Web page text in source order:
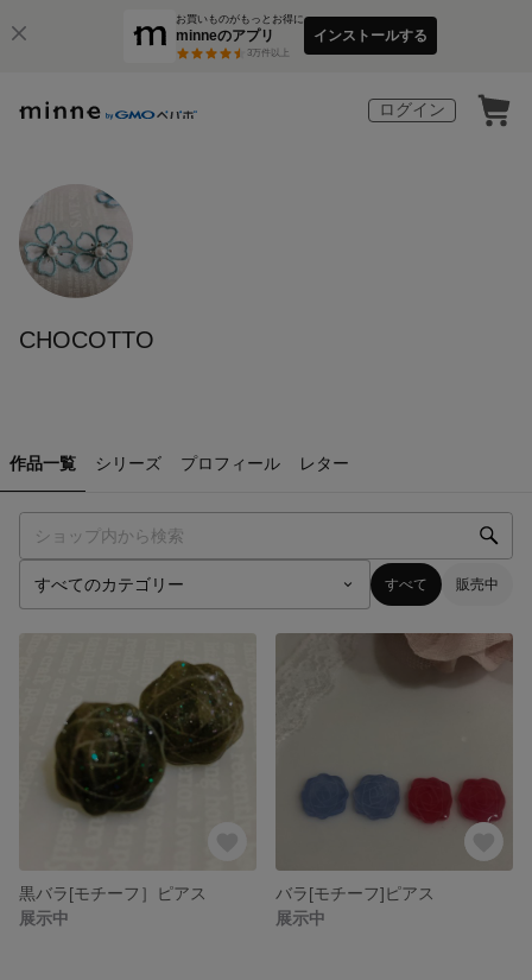
お買いものがもっとお得に
minneのアプリ
3万件以上
インストールする
ログイン
CHOCOTTO
作品一覧 シリーズ プロフィール レター
すべて 販売中
黒バラ[モチーフ］ピアス
展示中
バラ[モチーフ]ピアス
展示中